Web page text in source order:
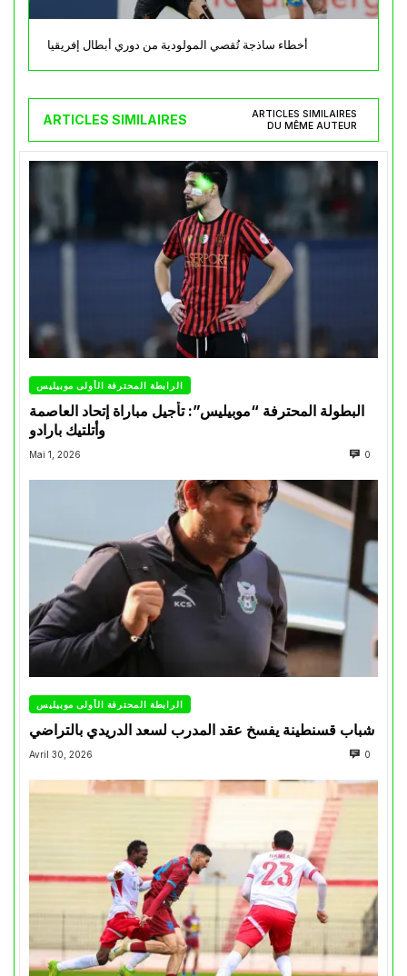
أخطاء ساذجة تُقصي المولودية من دوري أبطال إفريقيا
ARTICLES SIMILAIRES
ARTICLES SIMILAIRES
DU MÊME AUTEUR
الرابطة المحترفة الأولى موبيليس
البطولة المحترفة “موبيليس”: تأجيل مباراة إتحاد العاصمة
وأتلتيك بارادو
Mai 1, 2026 0
الرابطة المحترفة الأولى موبيليس
شباب قسنطينة يفسخ عقد المدرب لسعد الدريدي بالتراضي
Avril 30, 2026 0